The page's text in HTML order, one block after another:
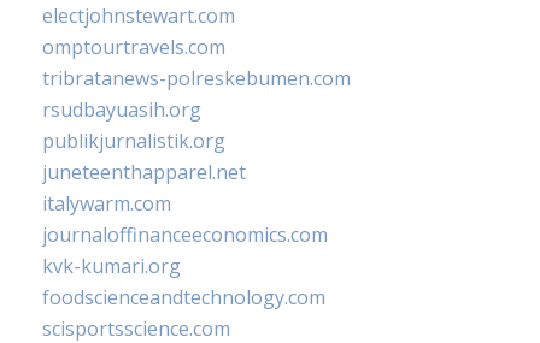
electjohnstewart.com
omptourtravels.com
tribratanews-polreskebumen.com
rsudbayuasih.org
publikjurnalistik.org
juneteenthapparel.net
italywarm.com
journaloffinanceeconomics.com
kvk-kumari.org
foodscienceandtechnology.com
scisportsscience.com